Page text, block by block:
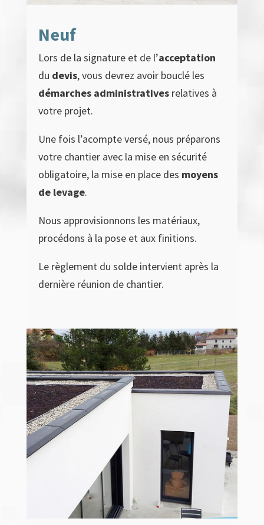
Neuf
Lors de la signature et de l’acceptation
du devis, vous devrez avoir bouclé les
démarches administrativesrelatives à
votre projet.
Une fois l’acompte versé, nous préparons
votre chantier avec la mise en sécurité
obligatoire, la mise en place des moyens
de levage.
Nous approvisionnons les matériaux,
procédons à la pose et aux finitions.
Le règlement du solde intervient après la
dernière réunion de chantier.